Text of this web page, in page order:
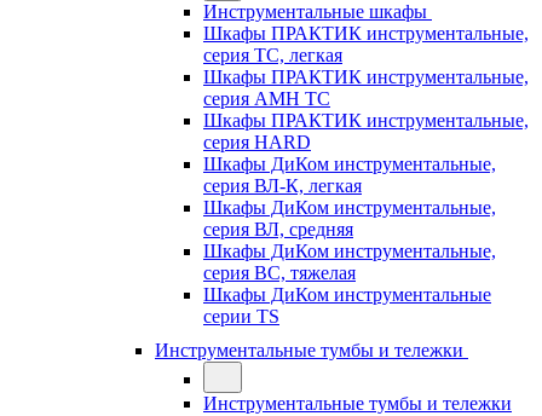
Инструментальные шкафы
Шкафы ПРАКТИК инструментальные,
серия TC, легкая
Шкафы ПРАКТИК инструментальные,
серия AMH TC
Шкафы ПРАКТИК инструментальные,
серия HARD
Шкафы ДиКом инструментальные,
cерия ВЛ-К, легкая
Шкафы ДиКом инструментальные,
серия ВЛ, средняя
Шкафы ДиКом инструментальные,
серия ВС, тяжелая
Шкафы ДиКом инструментальные
серии TS
Инструментальные тумбы и тележки
Инструментальные тумбы и тележки